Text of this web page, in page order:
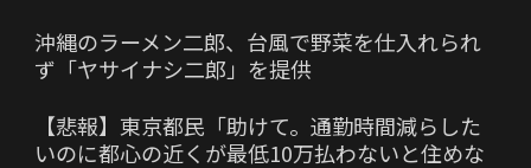
沖縄のラーメン二郎、台風で野菜を仕入れられ
ず「ヤサイナシ二郎」を提供
【悲報】東京都民「助けて。通勤時間減らした
いのに都心の近くが最低10万払わないと住めな